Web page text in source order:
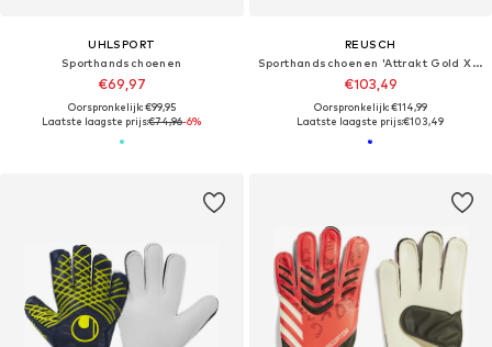
UHLSPORT
Sporthandschoenen
€69,97
Oorspronkelijk: €99,95
Laatste laagste prijs:€74,96-6%
REUSCH
Sporthandschoenen 'Attrakt Gold X Roll Finger'
€103,49
Oorspronkelijk: €114,99
Laatste laagste prijs:€103,49